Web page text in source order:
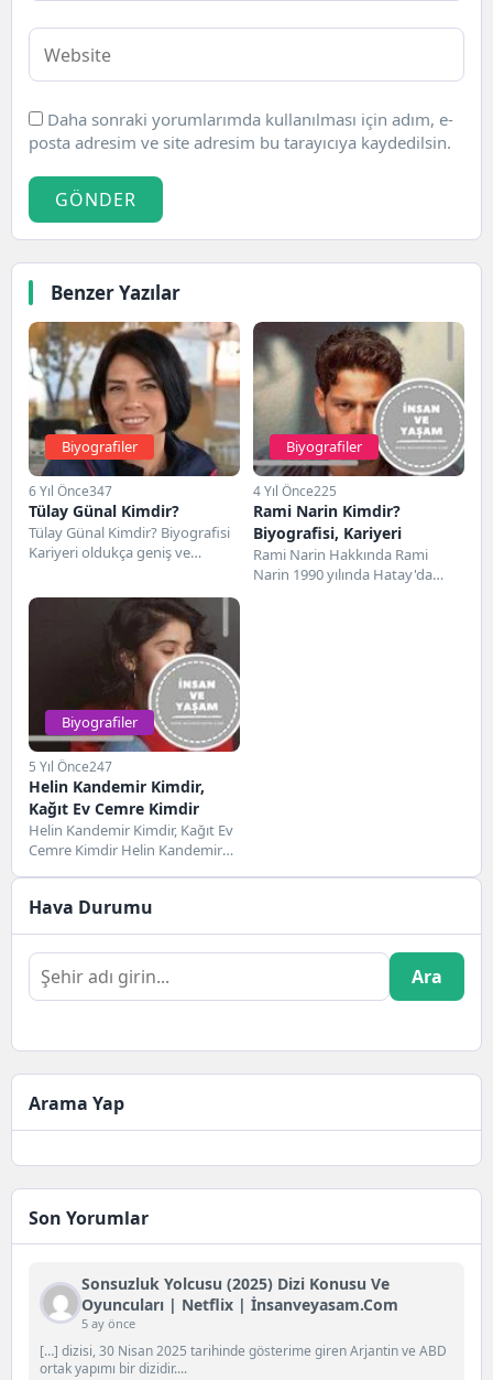
Daha sonraki yorumlarımda kullanılması için adım, e-
posta adresim ve site adresim bu tarayıcıya kaydedilsin.
GÖNDER
Benzer Yazılar
Biyografiler
6 Yıl Önce347
Tülay Günal Kimdir?
Tülay Günal Kimdir? Biyografisi
Kariyeri oldukça geniş ve
Biyografiler
4 Yıl Önce225
Rami Narin Kimdir?
Biyografisi, Kariyeri
Rami Narin Hakkında Rami
Narin 1990 yılında Hatay'da
Biyografiler
5 Yıl Önce247
Helin Kandemir Kimdir,
Kağıt Ev Cemre Kimdir
Helin Kandemir Kimdir, Kağıt Ev
Cemre Kimdir Helin Kandemir
Hava Durumu
Ara
Arama Yap
Son Yorumlar
Sonsuzluk Yolcusu (2025) Dizi Konusu Ve
Oyuncuları | Netflix | İnsanveyasam.com
5 ay önce
[…] dizisi, 30 Nisan 2025 tarihinde gösterime giren Arjantin ve ABD
ortak yapımı bir dizidir....